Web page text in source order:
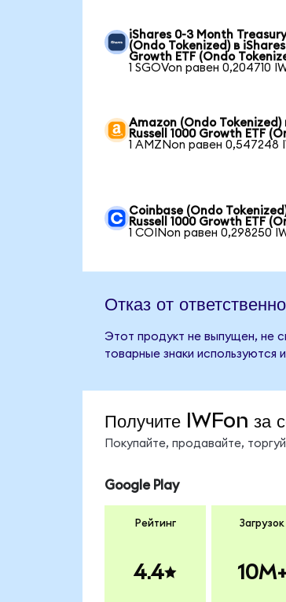
iShares 0-3 Month
(Ondo Tokenized) в iShares
Growth ETF (Ondo
1 SGOVon равен 0,204710
Amazon (Ondo Tokenized)
Russell 1000 Growth ETF
1 AMZNon равен 0,547248
Coinbase (Ondo
Russell 1000 Growth ETF
1 COINon равен 0,298250
Отказ от
Этот продукт не выпущен, не
товарные знаки используются
Получите IWFon за
Покупайте, продавайте,
Google Play
Рейтинг
4.4
Загрузок